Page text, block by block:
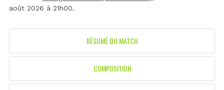
août 2026 à 21h00.
RÉSUMÉ DU MATCH
COMPOSITION